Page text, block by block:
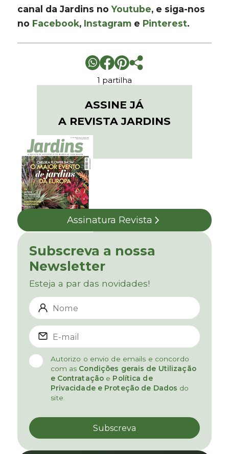
canal da Jardins noYoutube, e siga-nos
no Facebook, Instagram e Pinterest.
1 partilha
ASSINE JÁ
A REVISTA JARDINS
Assinatura Revista
Subscreva a nossa
Newsletter
Esteja a par das novidades!
Autorizo o envio de emails e concordo
com as Condições gerais de Utilização
e Contratação e Política de
Privacidade e Proteção de Dados do
site.